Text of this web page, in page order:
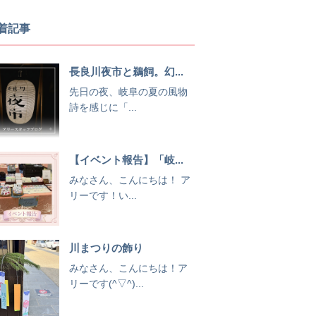
記事
長良川夜市と鵜飼。幻...
先日の夜、岐阜の夏の風物
詩を感じに「...
【イベント報告】「岐...
みなさん、こんにちは！ ア
リーです！い...
川まつりの飾り
みなさん、こんにちは！ア
リーです(^▽^)...